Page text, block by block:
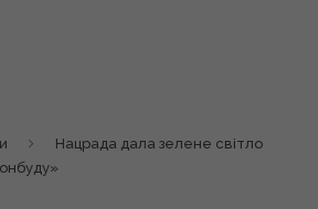
Нацрада дала зелене світло